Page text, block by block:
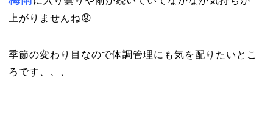
上がりませんね😟
季節の変わり目なので体調管理にも気を配りたいとこ
ろです、、、